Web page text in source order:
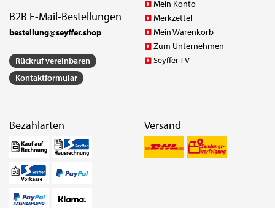
B2B E-Mail-Bestellungen
bestellung@seyffer.shop
Rückruf vereinbaren
Kontaktformular
Mein Konto
Merkzettel
Mein Warenkorb
Zum Unternehmen
Seyffer TV
Bezahlarten Versand